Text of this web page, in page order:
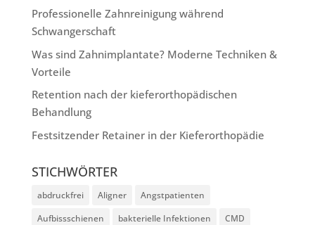
Professionelle Zahnreinigung während
Schwangerschaft
Was sind Zahnimplantate? Moderne Techniken &
Vorteile
Retention nach der kieferorthopädischen
Behandlung
Festsitzender Retainer in der Kieferorthopädie
STICHWÖRTER
abdruckfrei Aligner
Angstpatienten
Aufbissschienen
bakterielle Infektionen
CMD